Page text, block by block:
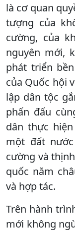
là cơ quan
tượng của
cường, của
nguyên mới,
phát triển
của Quốc hội
lập dân tộc
phấn đấu
dân thực
một đất
cường và
quốc năm
và hợp tác.
Trên hành
mới không